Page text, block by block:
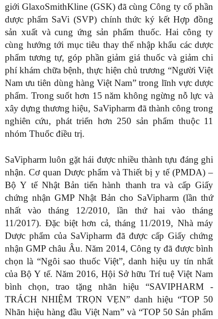
giới GlaxoSmithKline (GSK) đã cùng Công ty cổ phần
dược phẩm SaVi (SVP) chính thức ký kết Hợp đồng
sản xuất và cung ứng sản phẩm thuốc. Hai công ty
cùng hướng tới mục tiêu thay thế nhập khẩu các dược
phẩm tương tự, góp phần giảm giá thuốc và giảm chi
phí khám chữa bệnh, thực hiện chủ trương “Người Việt
Nam ưu tiên dùng hàng Việt Nam” trong lĩnh vực dược
phẩm. Trong suốt hơn 15 năm không ngừng nỗ lực và
xây dựng thương hiệu, SaVipharm đã thành công trong
nghiên cứu, phát triển hơn 250 sản phẩm thuộc 11
nhóm Thuốc điều trị.
SaVipharm luôn gặt hái được nhiều thành tựu đáng ghi
nhận. Cơ quan Dược phẩm và Thiết bị y tế (PMDA) –
Bộ Y tế Nhật Bản tiến hành thanh tra và cấp Giấy
chứng nhận GMP Nhật Bản cho SaVipharm (lần thứ
nhất vào tháng 12/2010, lần thứ hai vào tháng
11/2017). Đặc biệt hơn cả, tháng 11/2019, Nhà máy
Dược phẩm của SaVipharm đã được cấp Giấy chứng
nhận GMP châu Âu. Năm 2014, Công ty đã được bình
chọn là “Ngôi sao thuốc Việt”, danh hiệu uy tín nhất
của Bộ Y tế. Năm 2016, Hội Sở hữu Trí tuệ Việt Nam
bình chọn, trao tặng nhãn hiệu “SAVIPHARM -
TRÁCH NHIỆM TRỌN VẸN” danh hiệu “TOP 50
Nhãn hiệu hàng đầu Việt Nam” và “TOP 50 Sản phẩm